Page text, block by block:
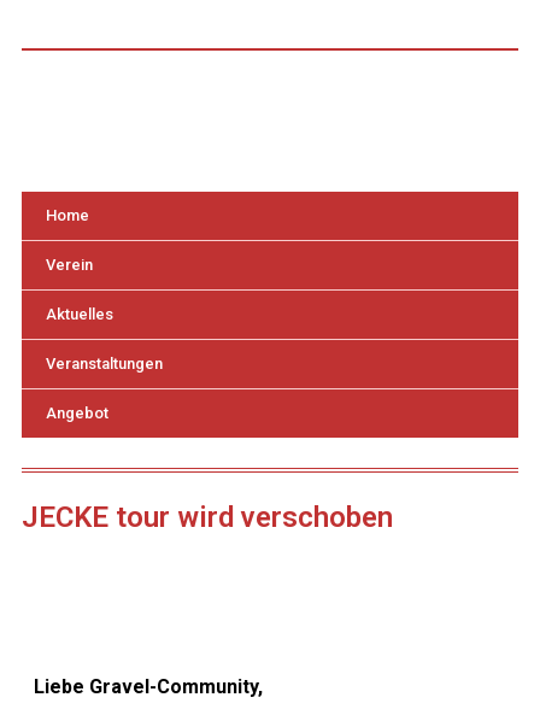
Home
Verein
Aktuelles
Veranstaltungen
Angebot
JECKE tour wird verschoben
Liebe Gravel-Community,